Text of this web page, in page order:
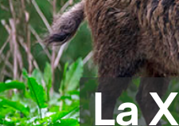
La